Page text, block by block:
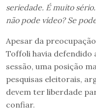
seriedade. É muito
não pode vídeo? Se
Apesar da
Toffoli havia
sessão, uma posição
pesquisas eleitorais,
devem ter liberdade
confiar.